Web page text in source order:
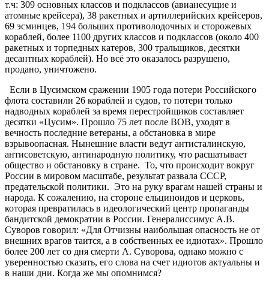
т.ч: 309 основных классов и подклассов (авианесущие и
атомные крейсера), 38 ракетных и артиллерийских крейсеров,
69 эсминцев, 194 больших противолодочных и сторожевых
кораблей, более 1100 других классов и подклассов (около 400
ракетных и торпедных катеров, 300 тральщиков, десятки
десантных кораблей). Но всё это оказалось разрушено,
продано, уничтожено.
Если в Цусимском сражении 1905 года потери Российского
флота составили 26 кораблей и судов, то потери только
надводных кораблей за время перестройщиков составляет
десятки «Цусим». Прошло 75 лет после ВОВ, уходят в
вечность последние ветераны, а обстановка в мире
взрывоопасная. Нынешние власти ведут антисталинскую,
антисоветскую, антинародную политику, что расшатывает
общество и обстановку в стране. То, что происходит вокруг
России в мировом масштабе, результат развала СССР,
предательской политики. Это на руку врагам нашей страны и
народа. К сожалению, на стороне ельциноидов и церковь,
которая превратилась в идеологический центр пропаганды
бандитской демократии в России. Генералиссимус А.В.
Суворов говорил: «Для Отчизны наибольшая опасность не от
внешних врагов таится, а в собственных ее идиотах». Прошло
более 200 лет со дня смерти А. Суворова, однако можно с
уверенностью сказать, его слова на счет идиотов актуальны и
в наши дни. Когда же мы опомнимся?